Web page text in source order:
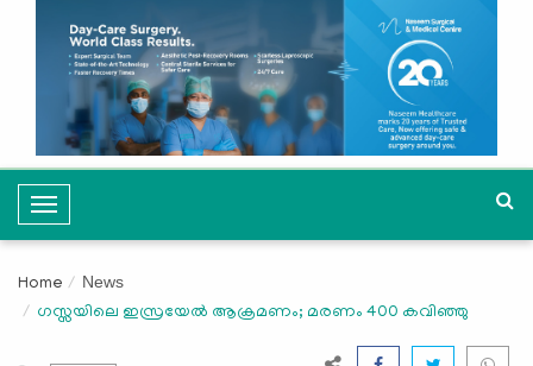
T
o
g
l
Home News
ഗസ്സയിലെ ഇസ്രയേല്‍ ആക്രമണം; മരണം 400 കവിഞ്ഞു